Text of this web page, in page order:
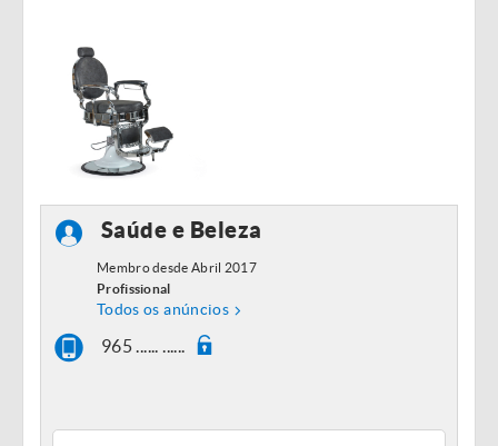
Saúde e Beleza
Membro desde Abril 2017
Profissional
Todos os anúncios
965 ...... ......